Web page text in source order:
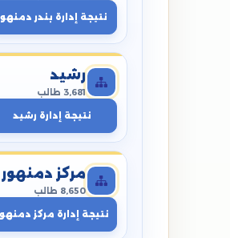
نتيجة إدارة بندر
رشيد
3,681 طالب
نتيجة إدارة رشيد
مركز دمنهور
8,650 طالب
نتيجة إدارة مركز